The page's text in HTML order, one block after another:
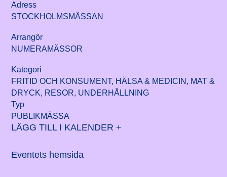
Adress
STOCKHOLMSMÄSSAN
Arrangör
NUMERAMÄSSOR
Kategori
FRITID OCH KONSUMENT, HÄLSA & MEDICIN, MAT &
DRYCK, RESOR, UNDERHÅLLNING
Typ
PUBLIKMÄSSA
LÄGG TILL I KALENDER +
Eventets hemsida